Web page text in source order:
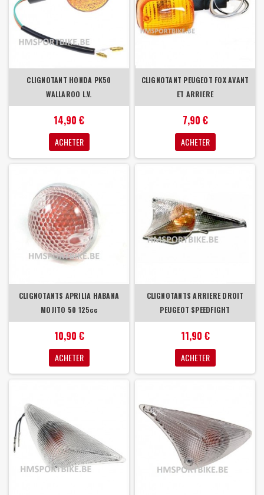
CLIGNOTANT HONDA PK50
WALLAROO L.V.
14,90 €
ACHETER
CLIGNOTANT PEUGEOT FOX AVANT
ET ARRIERE
7,90 €
ACHETER
CLIGNOTANTS APRILIA HABANA
MOJITO 50 125cc
10,90 €
ACHETER
CLIGNOTANTS ARRIERE DROIT
PEUGEOT SPEEDFIGHT
11,90 €
ACHETER